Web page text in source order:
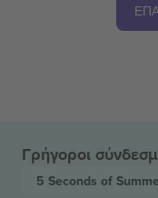
Γρήγοροι
5 Seconds of